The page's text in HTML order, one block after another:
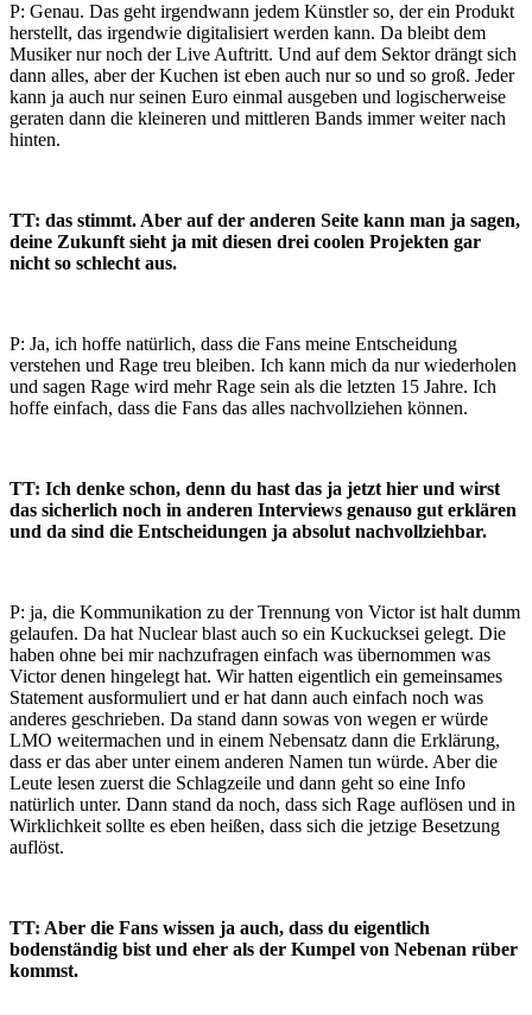
P: Genau. Das geht irgendwann jedem Künstler so, der ein Produkt
herstellt, das irgendwie digitalisiert werden kann. Da bleibt dem
Musiker nur noch der Live Auftritt. Und auf dem Sektor drängt sich
dann alles, aber der Kuchen ist eben auch nur so und so groß. Jeder
kann ja auch nur seinen Euro einmal ausgeben und logischerweise
geraten dann die kleineren und mittleren Bands immer weiter nach
hinten.
TT: das stimmt. Aber auf der anderen Seite kann man ja sagen,
deine Zukunft sieht ja mit diesen drei coolen Projekten gar
nicht so schlecht aus.
P: Ja, ich hoffe natürlich, dass die Fans meine Entscheidung
verstehen und Rage treu bleiben. Ich kann mich da nur wiederholen
und sagen Rage wird mehr Rage sein als die letzten 15 Jahre. Ich
hoffe einfach, dass die Fans das alles nachvollziehen können.
TT: Ich denke schon, denn du hast das ja jetzt hier und wirst
das sicherlich noch in anderen Interviews genauso gut erklären
und da sind die Entscheidungen ja absolut nachvollziehbar.
P: ja, die Kommunikation zu der Trennung von Victor ist halt dumm
gelaufen. Da hat Nuclear blast auch so ein Kuckucksei gelegt. Die
haben ohne bei mir nachzufragen einfach was übernommen was
Victor denen hingelegt hat. Wir hatten eigentlich ein gemeinsames
Statement ausformuliert und er hat dann auch einfach noch was
anderes geschrieben. Da stand dann sowas von wegen er würde
LMO weitermachen und in einem Nebensatz dann die Erklärung,
dass er das aber unter einem anderen Namen tun würde. Aber die
Leute lesen zuerst die Schlagzeile und dann geht so eine Info
natürlich unter. Dann stand da noch, dass sich Rage auflösen und in
Wirklichkeit sollte es eben heißen, dass sich die jetzige Besetzung
auflöst.
TT: Aber die Fans wissen ja auch, dass du eigentlich
bodenständig bist und eher als der Kumpel von Nebenan rüber
kommst.